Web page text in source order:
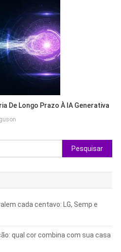
De Longo Prazo À IA Generativa
Pesquisar
por:
cada centavo: LG, Semp e
qual cor combina com sua casa